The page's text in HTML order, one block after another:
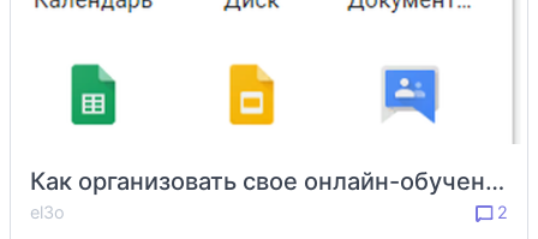
Как организовать свое онлайн-обучение подручными средствами
el3o 2